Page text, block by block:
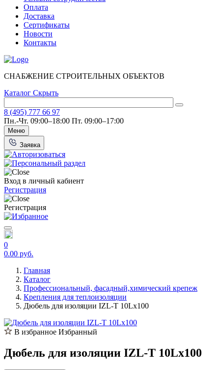
Оплата
Доставка
Сертификаты
Новости
Контакты
СНАБЖЕНИЕ СТРОИТЕЛЬНЫХ ОБЪЕКТОВ
Каталог Скрыть
8 (495) 777 66 97
Пн.-Чт. 09:00–18:00 Пт. 09:00–17:00
Меню
Заявка
Вход в личный кабиент
Регистрация
Регистрация
0
0.00 руб.
Главная
Каталог
Профессиональный, фасадный,химический крепеж
Крепления для теплоизоляции
Дюбель для изоляции IZL-T 10Lх100
В избранное Избранный
Дюбель для изоляции IZL-T 10Lх100